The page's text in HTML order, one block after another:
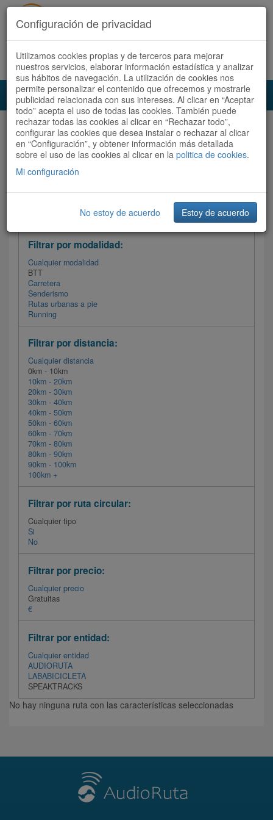
Acceder Registrate ahora Español | Català
Audioruta Todas las rutas
Todas las rutas Ordenar por:Más recientes
Filtrar las rutas
Filtrar por modalidad:
Cualquier modalidad
BTT
Carretera
Senderismo
Rutas urbanas a pie
Running
Filtrar por distancia:
Cualquier distancia
0km - 10km
10km - 20km
20km - 30km
30km - 40km
40km - 50km
50km - 60km
60km - 70km
70km - 80km
80km - 90km
90km - 100km
100km +
Filtrar por ruta circular:
Cualquier tipo
Si
No
Filtrar por precio:
Cualquier precio
Gratuitas
€
Filtrar por entidad:
Cualquier entidad
AUDIORUTA
LABABICICLETA
SPEAKTRACKS
No hay ninguna ruta con las características seleccionadas
Configuración de privacidad
Utilizamos cookies propias y de terceros para mejorar
nuestros servicios, elaborar información estadística y analizar
sus hábitos de navegación. La utilización de cookies nos
permite personalizar el contenido que ofrecemos y mostrarle
publicidad relacionada con sus intereses. Al clicar en “Aceptar
todo” acepta el uso de todas las cookies. También puede
rechazar todas las cookies al clicar en “Rechazar todo”,
configurar las cookies que desea instalar o rechazar al clicar
en “Configuración”, y obtener información más detallada
sobre el uso de las cookies al clicar en la politica de cookies.
Mi configuración
No estoy de acuerdo Estoy de acuerdo